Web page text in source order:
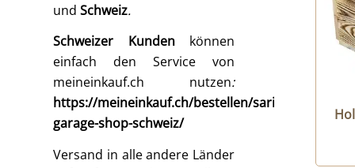
und Schweiz.
Schweizer Kundenkönnen
einfach den Service von
meineinkauf.ch nutzen:
https://meineinkauf.ch/bestellen/saris-
garage-shop-schweiz/
Versand in alle andere Länder